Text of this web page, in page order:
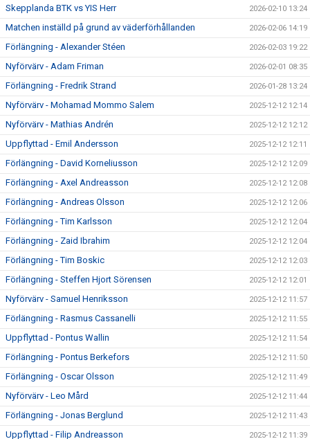
Skepplanda BTK vs YIS Herr 2026-02-10 13:24
Matchen inställd på grund av väderförhållanden 2026-02-06 14:19
Förlängning - Alexander Stéen 2026-02-03 19:22
Nyförvärv - Adam Friman 2026-02-01 08:35
Förlängning - Fredrik Strand 2026-01-28 13:24
Nyförvärv - Mohamad Mommo Salem 2025-12-12 12:14
Nyförvärv - Mathias Andrén 2025-12-12 12:12
Uppflyttad - Emil Andersson 2025-12-12 12:11
Förlängning - David Korneliusson 2025-12-12 12:09
Förlängning - Axel Andreasson 2025-12-12 12:08
Förlängning - Andreas Olsson 2025-12-12 12:06
Förlängning - Tim Karlsson 2025-12-12 12:04
Förlängning - Zaid Ibrahim 2025-12-12 12:04
Förlängning - Tim Boskic 2025-12-12 12:03
Förlängning - Steffen Hjort Sörensen 2025-12-12 12:01
Nyförvärv - Samuel Henriksson 2025-12-12 11:57
Förlängning - Rasmus Cassanelli 2025-12-12 11:55
Uppflyttad - Pontus Wallin 2025-12-12 11:54
Förlängning - Pontus Berkefors 2025-12-12 11:50
Förlängning - Oscar Olsson 2025-12-12 11:49
Nyförvärv - Leo Mård 2025-12-12 11:44
Förlängning - Jonas Berglund 2025-12-12 11:43
Uppflyttad - Filip Andreasson 2025-12-12 11:39